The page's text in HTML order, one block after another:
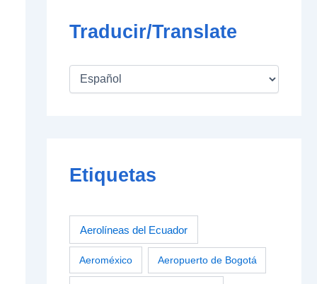
Traducir/Translate
Etiquetas
Aerolíneas del Ecuador
Aeroméxico Aeropuerto de Bogotá